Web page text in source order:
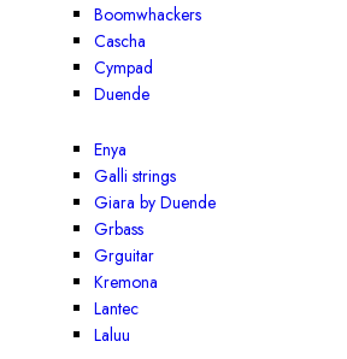
Boomwhackers
Cascha
Cympad
Duende
Enya
Galli strings
Giara by Duende
Grbass
Grguitar
Kremona
Lantec
Laluu